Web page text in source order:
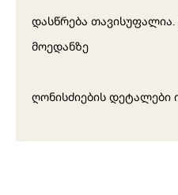
დასწრება
მოედანზე
ღონისძიების დეტალები